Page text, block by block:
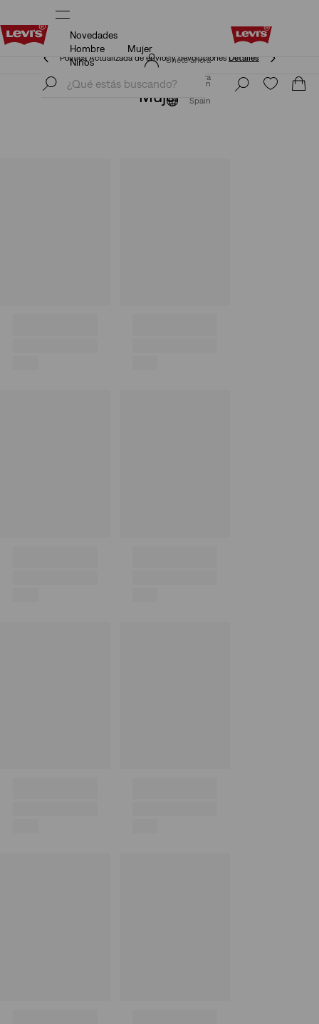
Política Actualizada de envíos y devoluciones
Detalles
Únete ahora
Spain
Novedades
Hombre
Mujer
Niños
Política Actualizada de envíos y devoluciones Detalles
Únete ahora
Spain
Mujer